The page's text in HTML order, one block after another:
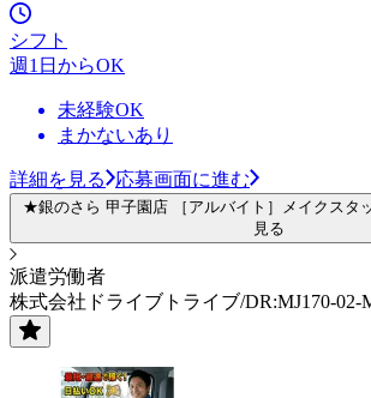
シフト
週1日からOK
未経験OK
まかないあり
詳細を見る 応募画面に進む
★銀のさら 甲子園店 ［アルバイト］メイクスタ
見る
派遣労働者
株式会社ドライブトライブ/DR:MJ170-02-